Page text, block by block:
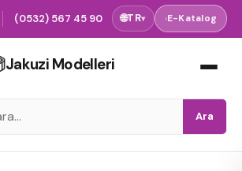
(0532) 567 45 90 🌐TR▾ ›E-Katalog
Jakuzi Modelleri
Ara